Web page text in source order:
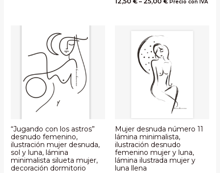
Precio con IVA
“Jugando con los astros”
desnudo femenino,
ilustración mujer desnuda,
sol y luna, lámina
minimalista silueta mujer,
decoración dormitorio
Mujer desnuda número 11
lámina minimalista,
ilustración desnudo
femenino mujer y luna,
lámina ilustrada mujer y
luna llena